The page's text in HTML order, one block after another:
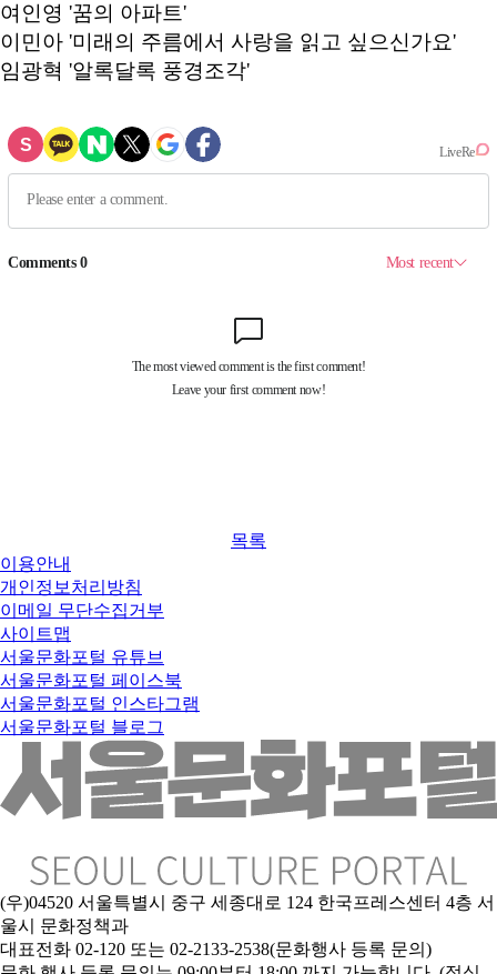
여인영 '꿈의 아파트'
이민아 '미래의 주름에서 사랑을 읽고 싶으신가요'
임광혁 '알록달록 풍경조각'
목록
이용안내
개인정보처리방침
이메일 무단수집거부
사이트맵
서울문화포털 유튜브
서울문화포털 페이스북
서울문화포털 인스타그램
서울문화포털 블로그
(우)04520 서울특별시 중구 세종대로 124 한국프레스센터 4층 서
울시 문화정책과
대표전화 02-120 또는 02-2133-2538(문화행사 등록 문의)